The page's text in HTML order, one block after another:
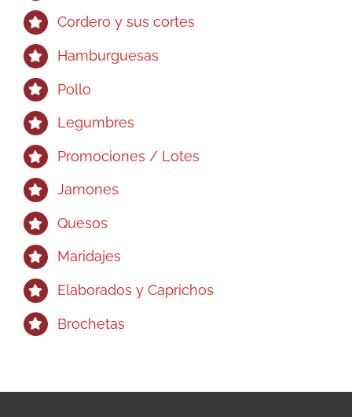
Cordero y sus cortes
Hamburguesas
Pollo
Legumbres
Promociones / Lotes
Jamones
Quesos
Maridajes
Elaborados y Caprichos
Brochetas